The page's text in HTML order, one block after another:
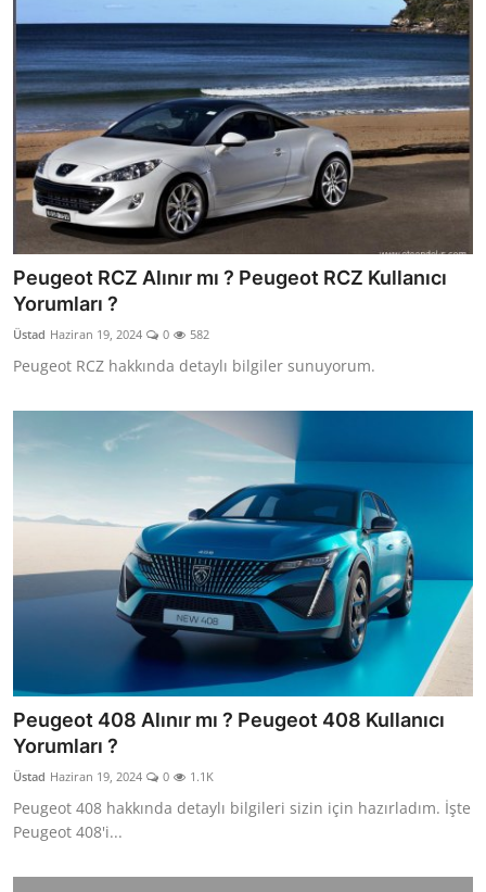
Peugeot RCZ Alınır mı ? Peugeot RCZ Kullanıcı
Yorumları ?
Üstad Haziran 19, 2024 0 582
Peugeot RCZ hakkında detaylı bilgiler sunuyorum.
Peugeot 408 Alınır mı ? Peugeot 408 Kullanıcı
Yorumları ?
Üstad Haziran 19, 2024 0 1.1K
Peugeot 408 hakkında detaylı bilgileri sizin için hazırladım. İşte
Peugeot 408'i...